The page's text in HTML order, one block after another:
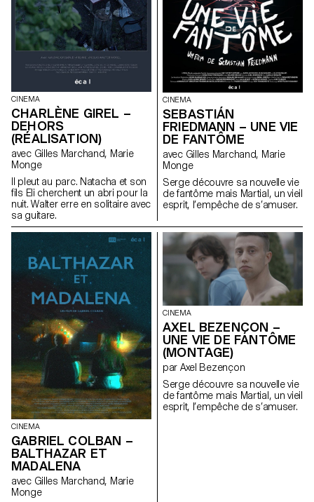
CINEMA
CHARLÈNE GIREL –
DEHORS
(RÉALISATION)
avec Gilles Marchand, Marie
Monge
Il pleut au parc. Natacha et son
fils Eli cherchent un abri pour la
nuit. Walter erre en solitaire avec
sa guitare.
CINEMA
SEBASTIÁN
FRIEDMANN – UNE VIE
DE FANTÔME
avec Gilles Marchand, Marie
Monge
Serge découvre sa nouvelle vie
de fantôme mais Martial, un vieil
esprit, l’empêche de s’amuser.
CINEMA
GABRIEL COLBAN –
BALTHAZAR ET
MADALENA
avec Gilles Marchand, Marie
Monge
CINEMA
AXEL BEZENÇON –
UNE VIE DE FANTÔME
(MONTAGE)
par Axel Bezençon
Serge découvre sa nouvelle vie
de fantôme mais Martial, un vieil
esprit, l’empêche de s’amuser.